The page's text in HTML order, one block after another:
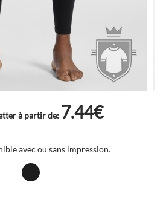
à partir de: 7.44€
avec ou sans impression.